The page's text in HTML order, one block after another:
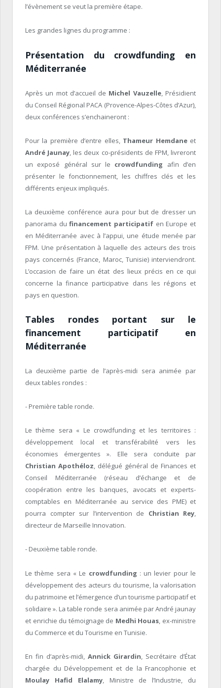
l’évènement se veut la première étape.
Les grandes lignes du programme :
Présentation du crowdfunding en
Méditerranée
Après un mot d’accueil de Michel Vauzelle, Présidient
du Conseil Régional PACA (Provence-Alpes-Côtes d’Azur),
deux conférences s’enchaineront :
Pour la première d’entre elles, Thameur Hemdaneet
André Jaunay, les deux co-présidents de FPM, livreront
un exposé général sur le crowdfunding afin d’en
présenter le fonctionnement, les chiffres clés et les
différents enjeux impliqués.
La deuxième conférence aura pour but de dresser un
panorama dufinancement participatif en Europe et
en Méditerranée avec à l’appui, une étude menée par
FPM. Une présentation à laquelle des acteurs des trois
pays concernés (France, Maroc, Tunisie) interviendront.
L’occasion de faire un état des lieux précis en ce qui
concerne la finance participative dans les régions et
pays en question.
Tables rondes portant sur le
financement participatif en
Méditerranée
La deuxième partie de l’après-midi sera animée par
deux tables rondes :
- Première table ronde.
Le thème sera « Le crowdfunding et les territoires :
développement local et transférabilité vers les
économies émergentes ». Elle sera conduite par
Christian Apothéloz, délégué général de Finances et
Conseil Méditerranée (réseau d’échange et de
coopération entre les banques, avocats et experts-
comptables en Méditerranée au service des PME) et
pourra compter sur l’intervention de Christian Rey,
directeur de Marseille Innovation.
- Deuxième table ronde.
Le thème sera « Le crowdfunding : un levier pour le
développement des acteurs du tourisme, la valorisation
du patrimoine et l’émergence d’un tourisme participatif et
solidaire ». La table ronde sera animée par André jaunay
et enrichie du témoignage de Medhi Houas , ex-ministre
du Commerce et du Tourisme en Tunisie.
En fin d’après-midi, Annick Girardin, Secrétaire d’État
chargée du Développement et de la Francophonie et
Moulay Hafid Elalamy, Ministre de l’Industrie, du